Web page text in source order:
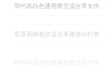
简约风白色通用类交流分享女作家笔下的清醒语录小红书封面
实景风橙色交流分享旅游出行类小红书封面